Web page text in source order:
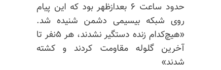
حدود ساعت ۶ بعدازظهر بود که این پیام
روی شبکه بیسیمی دشمن شنیده شد.
«هیچ‌کدام زنده دستگیر نشدند، هر ۵نفر تا
آخرین گلوله مقاومت کردند و کشته
شدند»